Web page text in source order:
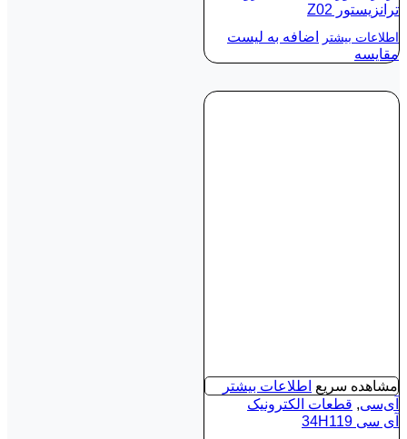
ترانزیستور Z02
اطلاعات بیشتر
اضافه به لیست
مقایسه
مشاهده سریع اطلاعات بیشتر
آی‌سی, قطعات الکترونیک
آی‌ سی 34H119